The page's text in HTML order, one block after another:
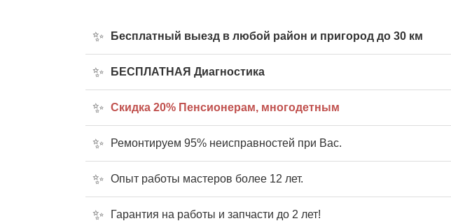
Бесплатный выезд в любой район и пригород до 30 км
БЕСПЛАТНАЯ Диагностика
Cкидка 20% Пенсионерам, многодетным
Ремонтируем 95% неисправностей при Вас.
Опыт работы мастеров более 12 лет.
Гарантия на работы и запчасти до 2 лет!